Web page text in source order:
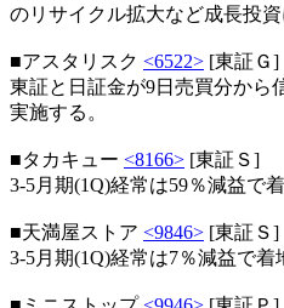
のリサイクル拡大など成長投資
■アスタリスク <6522> [東証Ｇ]
東証と日証金が9日売買分から
実施する。
■タカキュー <8166> [東証Ｓ]
3-5月期(1Q)経常は59％減益で着
■天満屋ストア <9846> [東証Ｓ]
3-5月期(1Q)経常は7％減益で着